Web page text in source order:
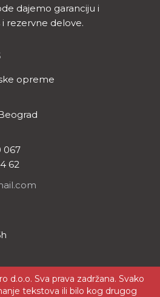
dajemo garanciju i
rezervne delove.
opreme
067
62
d.o.o. Sva prava zadržana. Svako
tekstova ili bilo kog drugog